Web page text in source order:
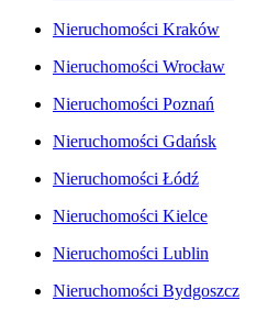
Nieruchomości Kraków
Nieruchomości Wrocław
Nieruchomości Poznań
Nieruchomości Gdańsk
Nieruchomości Łódź
Nieruchomości Kielce
Nieruchomości Lublin
Nieruchomości Bydgoszcz